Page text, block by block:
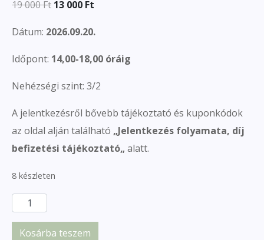
19 000Ft 13 000 Ft
Dátum: 2026.09.20.
Időpont: 14,00-18,00 óráig
Nehézségi szint: 3/2
A jelentkezésről bővebb tájékoztató és kuponkódok
az oldal alján található „Jelentkezés folyamata, díj
befizetési tájékoztató„ alatt.
8 készleten
Kosárba teszem